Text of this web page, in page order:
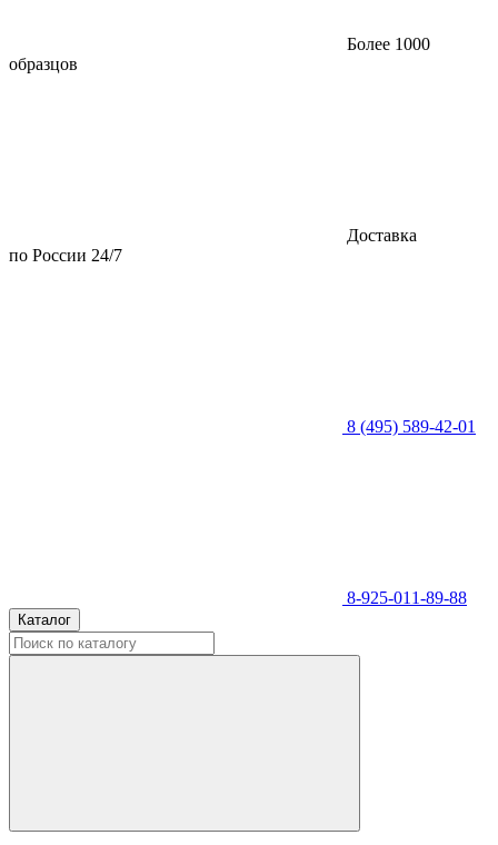
Более 1000
образцов
Доставка
по России 24/7
8 (495) 589-42-01
8-925-011-89-88
Каталог